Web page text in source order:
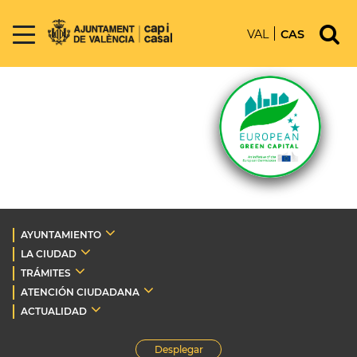
VAL CAS
AYUNTAMIENTO
LA CIUDAD
TRÁMITES
ATENCIÓN CIUDADANA
ACTUALIDAD
Desplegar